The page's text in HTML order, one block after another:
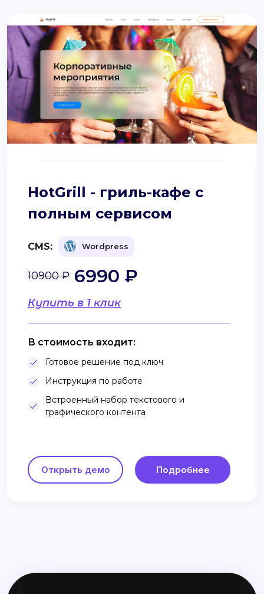
HotGrill - гриль-кафе с
полным сервисом
CMS: Wordpress
Купить в 1 клик
10900 ₽ 6990 ₽
В стоимость входит:
Готовое решение под ключ
Инструкция по работе
Встроенный набор текстового и
графического контента
Открыть демо Подробнее